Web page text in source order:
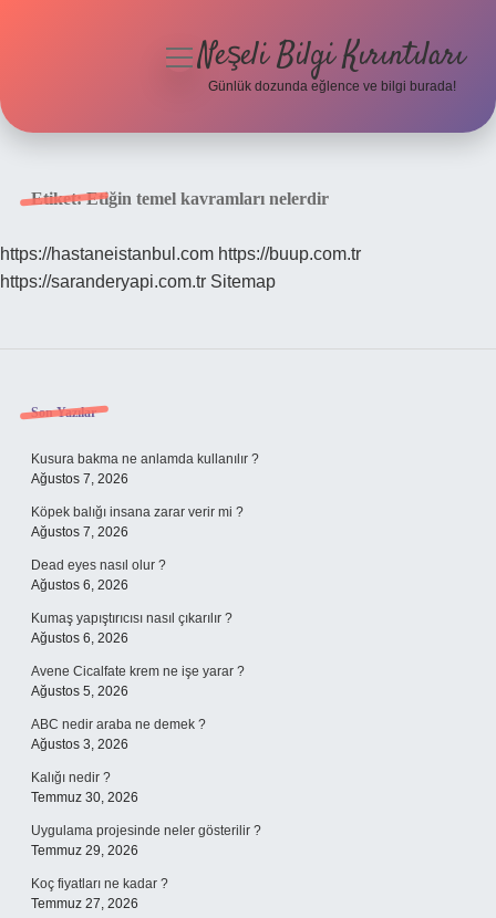
Hakkımızda
menüyüNeşeli Bilgi Kırıntıları
Günlük dozunda eğlence ve bilgi burada!
Etiket:Etiğin temel kavramları nelerdir
https://hastaneistanbul.com https://buup.com.tr
https://saranderyapi.com.tr Sitemap
Sidebar
Son Yazılar
Kusura bakma ne anlamda kullanılır ?
Ağustos 7, 2026
Köpek balığı insana zarar verir mi ?
Ağustos 7, 2026
Dead eyes nasıl olur ?
Ağustos 6, 2026
Kumaş yapıştırıcısı nasıl çıkarılır ?
Ağustos 6, 2026
Avene Cicalfate krem ne işe yarar ?
Ağustos 5, 2026
ABC nedir araba ne demek ?
Ağustos 3, 2026
Kalığı nedir ?
Temmuz 30, 2026
Uygulama projesinde neler gösterilir ?
Temmuz 29, 2026
Koç fiyatları ne kadar ?
Temmuz 27, 2026